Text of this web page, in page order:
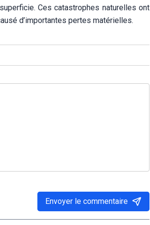
Ces catastrophes naturelles ont
d’importantes pertes matérielles.
Envoyer le commentaire